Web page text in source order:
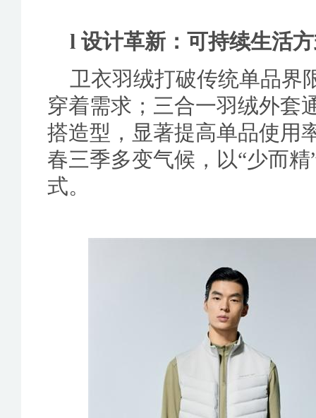
l 设计革新：可持续生活
卫衣羽绒打破传统单品界
穿着需求；三合一羽绒外套
搭造型，显著提高单品使用
春三季多变气候，以“少而
式。